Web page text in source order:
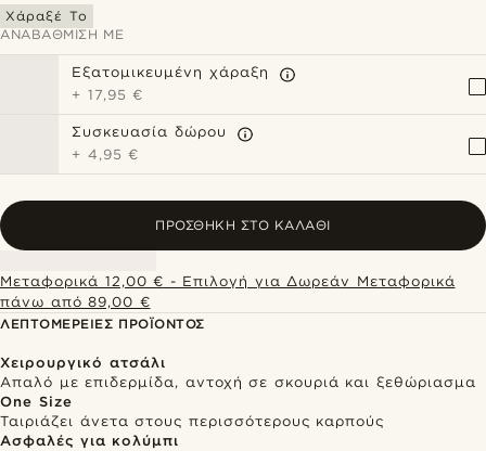
Χάραξέ Το
ΑΝΑΒΆΘΜΙΣΗ ΜΕ
Εξατομικευμένη χάραξη
+ 17,95 €
Συσκευασία δώρου
+ 4,95 €
ΠΡΟΣΘΉΚΗ ΣΤΟ ΚΑΛΆΘΙ
Μεταφορικά 12,00 € - Επιλογή για Δωρεάν Μεταφορικά
πάνω από 89,00 €
ΛΕΠΤΟΜΈΡΕΙΕΣ ΠΡΟΪΌΝΤΟΣ
Χειρουργικό ατσάλι
Απαλό με επιδερμίδα, αντοχή σε σκουριά και ξεθώριασμα
One Size
Ταιριάζει άνετα στους περισσότερους καρπούς
Ασφαλές για κολύμπι